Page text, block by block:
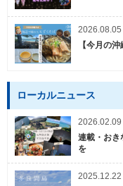
2026.08.05
【今月の
ローカルニュース
2026.02.09
連載・おき
を
2025.12.22